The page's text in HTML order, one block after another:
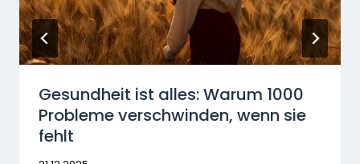
Gesundheit ist alles: Warum 1000
Probleme verschwinden, wenn sie
fehlt